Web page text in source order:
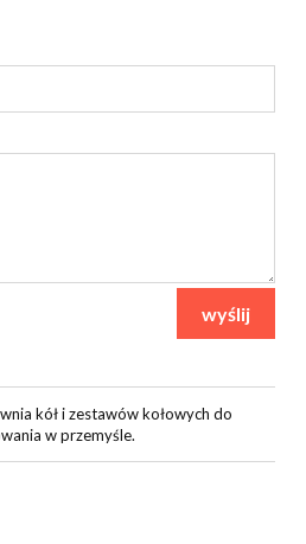
wyślij
kół i zestawów kołowych do
w przemyśle.